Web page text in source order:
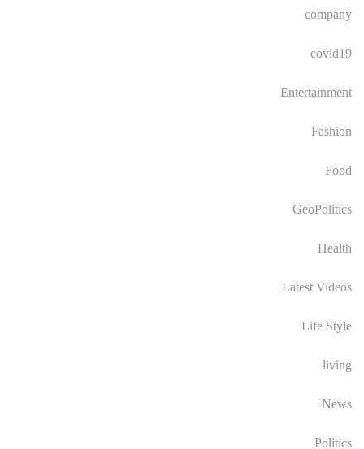
company
covid19
Entertainment
Fashion
Food
GeoPolitics
Health
Latest Videos
Life Style
living
News
Politics